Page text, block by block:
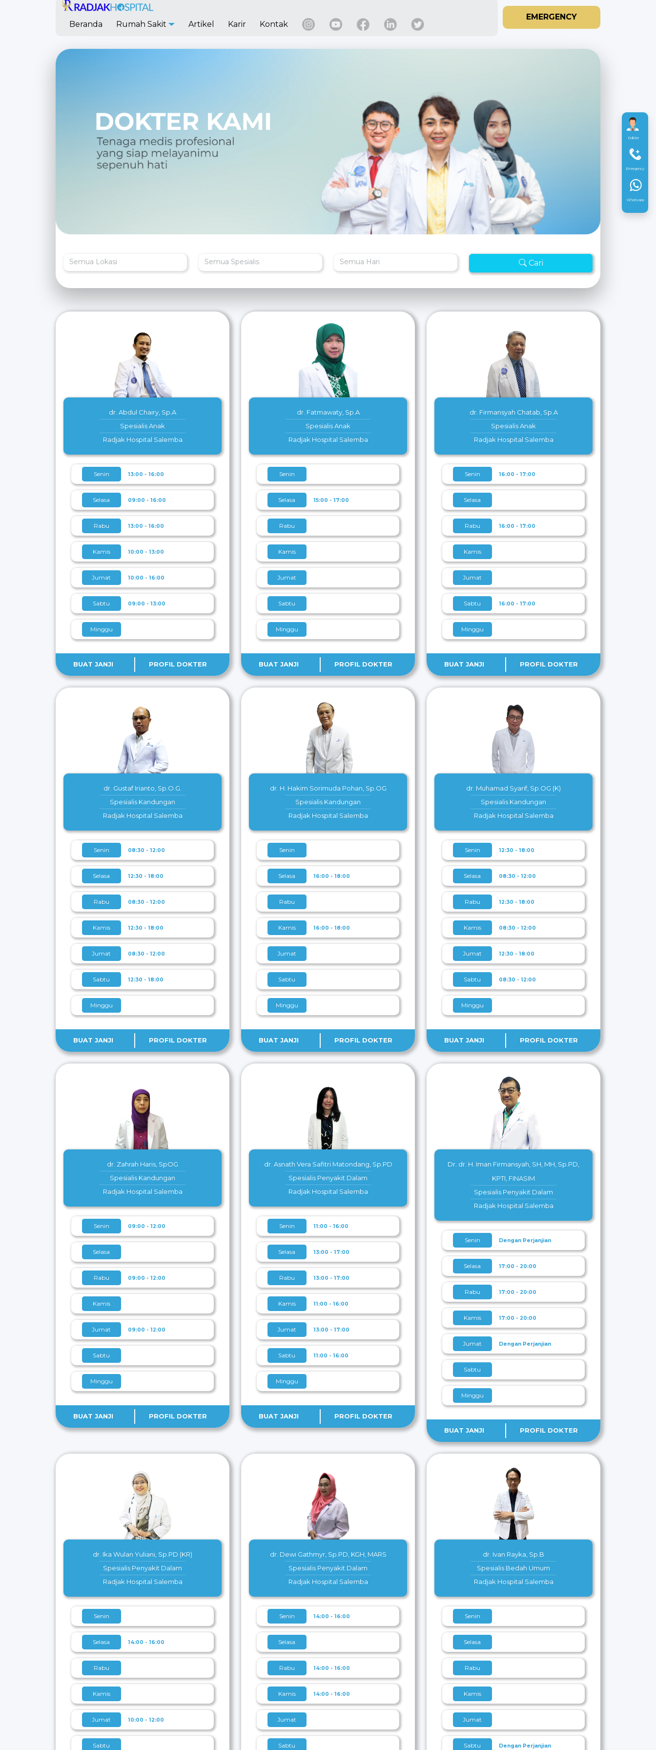
Dokter
Emergency
Whatsapp
Beranda Rumah Sakit Artikel Karir Kontak
EMERGENCY
Semua Lokasi Semua Spesialis Semua Hari Cari
dr. Abdul Chairy, Sp.A
Spesialis Anak
Radjak Hospital Salemba
Senin 13:00 - 16:00
Selasa 09:00 - 16:00
Rabu 13:00 - 16:00
Kamis 10:00 - 13:00
Jumat 10:00 - 16:00
Sabtu 09:00 - 13:00
Minggu
BUAT JANJI PROFIL DOKTER
dr. Fatmawaty, Sp.A
Spesialis Anak
Radjak Hospital Salemba
Senin
Selasa 15:00 - 17:00
Rabu
Kamis
Jumat
Sabtu
Minggu
BUAT JANJI PROFIL DOKTER
dr. Firmansyah Chatab, Sp.A
Spesialis Anak
Radjak Hospital Salemba
Senin 16:00 - 17:00
Selasa
Rabu 16:00 - 17:00
Kamis
Jumat
Sabtu 16:00 - 17:00
Minggu
BUAT JANJI PROFIL DOKTER
dr. Gustaf Irianto, Sp.O.G.
Spesialis Kandungan
Radjak Hospital Salemba
Senin 08:30 - 12:00
Selasa 12:30 - 18:00
Rabu 08:30 - 12:00
Kamis 12:30 - 18:00
Jumat 08:30 - 12:00
Sabtu 12:30 - 18:00
Minggu
BUAT JANJI PROFIL DOKTER
dr. H. Hakim Sorimuda Pohan, Sp.OG
Spesialis Kandungan
Radjak Hospital Salemba
Senin
Selasa 16:00 - 18:00
Rabu
Kamis 16:00 - 18:00
Jumat
Sabtu
Minggu
BUAT JANJI PROFIL DOKTER
dr. Muhamad Syarif, Sp.OG (K)
Spesialis Kandungan
Radjak Hospital Salemba
Senin 12:30 - 18:00
Selasa 08:30 - 12:00
Rabu 12:30 - 18:00
Kamis 08:30 - 12:00
Jumat 12:30 - 18:00
Sabtu 08:30 - 12:00
Minggu
BUAT JANJI PROFIL DOKTER
dr. Zahrah Haris, SpOG
Spesialis Kandungan
Radjak Hospital Salemba
Senin 09:00 - 12:00
Selasa
Rabu 09:00 - 12:00
Kamis
Jumat 09:00 - 12:00
Sabtu
Minggu
BUAT JANJI PROFIL DOKTER
dr. Asnath Vera Safitri Matondang, Sp.PD
Spesialis Penyakit Dalam
Radjak Hospital Salemba
Senin 11:00 - 16:00
Selasa 13:00 - 17:00
Rabu 13:00 - 17:00
Kamis 11:00 - 16:00
Jumat 13:00 - 17:00
Sabtu 11:00 - 16:00
Minggu
BUAT JANJI PROFIL DOKTER
Dr. dr. H. Iman Firmansyah, SH, MH, Sp.PD,
KPTI, FINASIM
Spesialis Penyakit Dalam
Radjak Hospital Salemba
Senin Dengan Perjanjian
Selasa 17:00 - 20:00
Rabu 17:00 - 20:00
Kamis 17:00 - 20:00
Jumat Dengan Perjanjian
Sabtu
Minggu
BUAT JANJI PROFIL DOKTER
dr. Ika Wulan Yuliani, Sp.PD (KR)
Spesialis Penyakit Dalam
Radjak Hospital Salemba
Senin
Selasa 14:00 - 16:00
Rabu
Kamis
Jumat 10:00 - 12:00
Sabtu
dr. Dewi Gathmyr, Sp.PD, KGH, MARS
Spesialis Penyakit Dalam
Radjak Hospital Salemba
Senin 14:00 - 16:00
Selasa
Rabu 14:00 - 16:00
Kamis 14:00 - 16:00
Jumat
Sabtu
dr. Ivan Rayka, Sp.B
Spesialis Bedah Umum
Radjak Hospital Salemba
Senin
Selasa
Rabu
Kamis
Jumat
Sabtu Dengan Perjanjian